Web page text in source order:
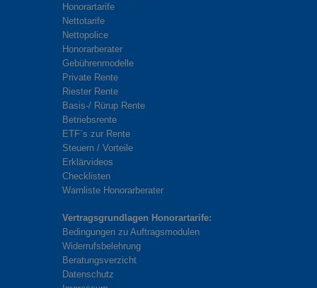
Honorartarife
Nettotarife
Nettopolice
Honorarberater
Gebührenmodelle
Private Rente
Riester Rente
Basis-/ Rürup Rente
Betriebsrente
ETF´s zur Rente
Steuern / Vorteile
Erklärvideos
Checklisten
Warnliste Honorarberater
Vertragsgrundlagen Honorartarife:
Bedingungen zu Auftragsmodulen
Widerrufsbelehrung
Beratungsverzicht
Datenschutz